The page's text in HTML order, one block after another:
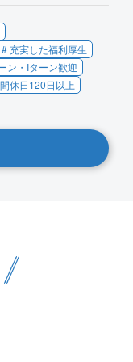
# 充実した福利厚生
ン・Iターン歓迎
休日120日以上